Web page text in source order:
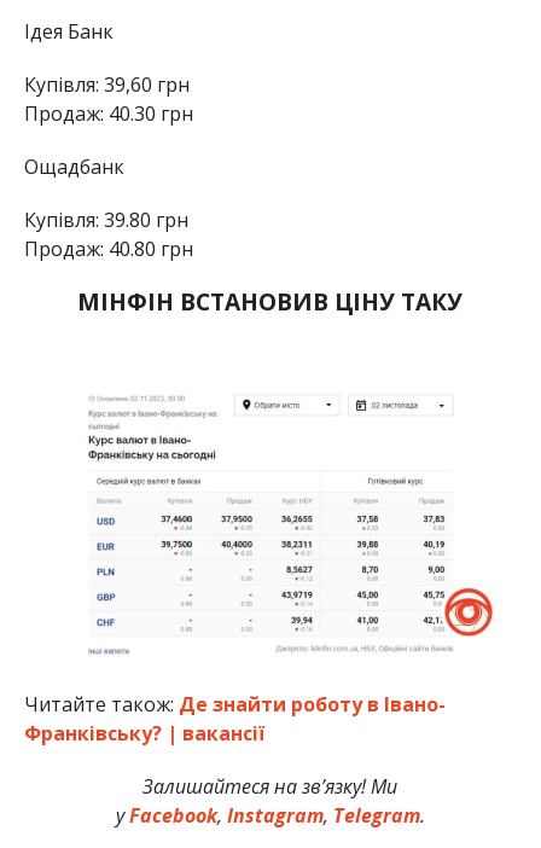
Ідея Банк
Купівля: 39,60 грн
Продаж: 40.30 грн
Ощадбанк
Купівля: 39.80 грн
Продаж: 40.80 грн
МІНФІН ВСТАНОВИВ ЦІНУ ТАКУ
Читайте також: Де знайти роботу в Івано-
Франківську? | вакансії
Залишайтеся на зв’язку! Ми
уFacebook, Instagram, Telegram.